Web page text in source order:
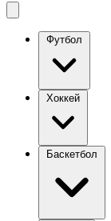
Футбол
Хоккей
Баскетбол